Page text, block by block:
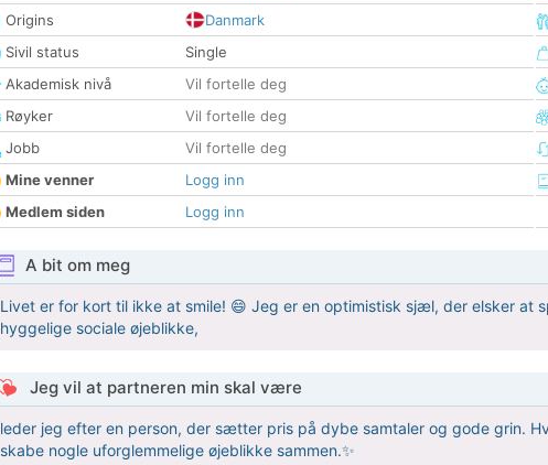
Origins
Danmark
Sivil status
Single
Akademisk nivå
Vil fortelle deg
Røyker
Vil fortelle deg
Jobb
Vil fortelle deg
Mine venner
Logg inn
Medlem siden
Logg inn
A bit om meg
Livet er for kort til ikke at smile! 😄 Jeg er en optimistisk sjæl, der elsker
hyggelige sociale øjeblikke,
Jeg vil at partneren min skal være
leder jeg efter en person, der sætter pris på dybe samtaler og gode grin.
skabe nogle uforglemmelige øjeblikke sammen.✨